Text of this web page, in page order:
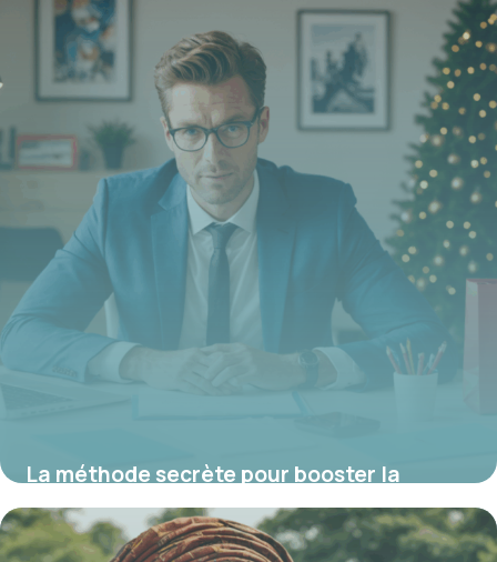
La méthode secrète pour booster la
motivation des salariés avec le crédit
cadeau Up, la solution digitale exclusive